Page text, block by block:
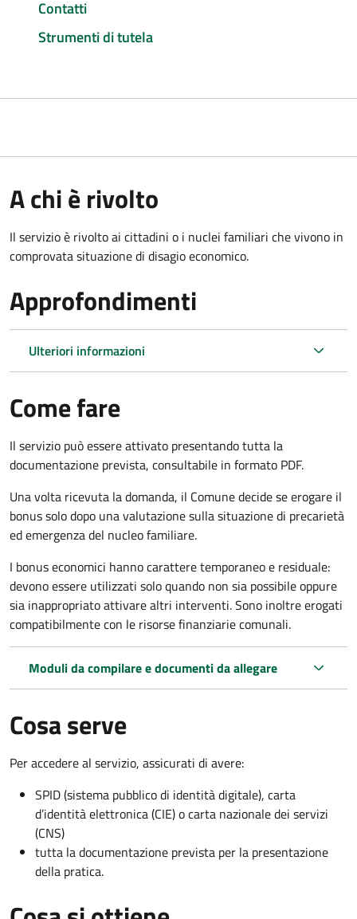
Contatti
Strumenti di tutela
A chi è rivolto
Il servizio è rivolto ai cittadini o i nuclei familiari che vivono in
comprovata situazione di disagio economico.
Approfondimenti
Ulteriori informazioni
Come fare
Il servizio può essere attivato presentando tutta la
documentazione prevista, consultabile in formato PDF.
Una volta ricevuta la domanda, il Comune decide se erogare il
bonus solo dopo una valutazione sulla situazione di precarietà
ed emergenza del nucleo familiare.
I bonus economici hanno carattere temporaneo e residuale:
devono essere utilizzati solo quando non sia possibile oppure
sia inappropriato attivare altri interventi. Sono inoltre erogati
compatibilmente con le risorse finanziarie comunali.
Moduli da compilare e documenti da allegare
Cosa serve
Per accedere al servizio, assicurati di avere:
SPID (sistema pubblico di identità digitale), carta
d’identità elettronica (CIE) o carta nazionale dei servizi
(CNS)
tutta la documentazione prevista per la presentazione
della pratica.